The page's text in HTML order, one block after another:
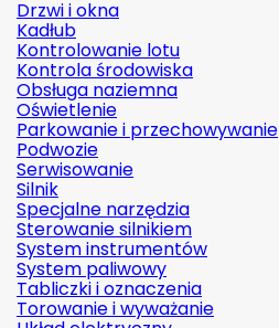
Drzwi i okna
Kadłub
Kontrolowanie lotu
Kontrola środowiska
Obsługa naziemna
Oświetlenie
Parkowanie i przechowywanie
Podwozie
Serwisowanie
Silnik
Specjalne narzędzia
Sterowanie silnikiem
System instrumentów
System paliwowy
Tabliczki i oznaczenia
Torowanie i wyważanie